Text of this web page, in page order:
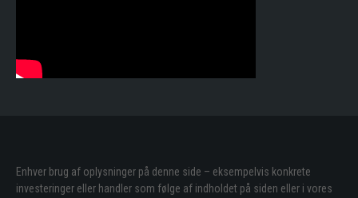
Enhver brug af oplysninger på denne side – eksempelvis konkrete
investeringer eller handler som følge af indholdet på siden eller i vores